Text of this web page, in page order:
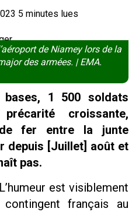
5 minutes lues
de Niamey lors de la
des armées. | EMA.
1 500 soldats
croissante,
fer entre la junte
depuis [Juillet] août et
pas.
L’humeur est visiblement
français au